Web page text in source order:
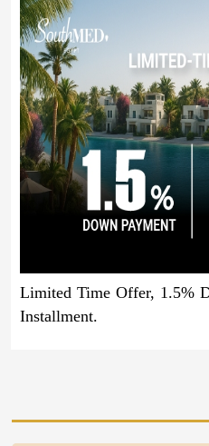
Limited Time Offer, 1.5%
Installment.